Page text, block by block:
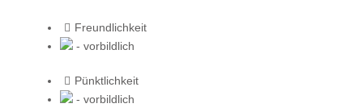
Freundlichkeit
- vorbildlich
Pünktlichkeit
- vorbildlich